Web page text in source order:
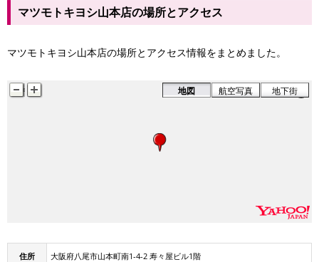
マツモトキヨシ山本店の場所とアクセス
マツモトキヨシ山本店の場所とアクセス情報をまとめました。
地図 航空写真 地下街
住所 大阪府八尾市山本町南1-4-2 寿々屋ビル1階